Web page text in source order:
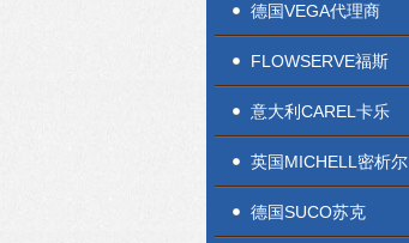
德国VEGA代理商
FLOWSERVE福斯
意大利CAREL卡乐
英国MICHELL密析尔
德国SUCO苏克